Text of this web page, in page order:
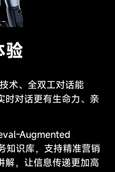
验
术、全双工对话能
时对话更有生命力、亲
Augmented
知识库，支持精准营销
解，让信息传递更加高